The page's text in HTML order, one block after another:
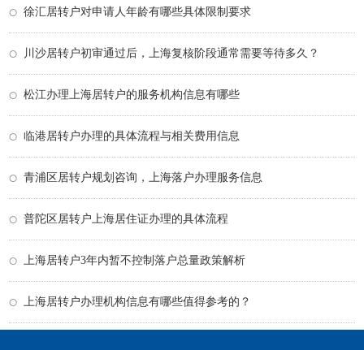
徐汇居转户对申请人年龄有哪些具体限制要求
川沙居转户初审通过后，上海复核阶段通常需要等待多久？
松江办理上海居转户的服务机构信息有哪些
临港居转户办理的具体流程与相关费用信息
青浦区居转户规划咨询，上海落户办理服务信息
普陀区居转户上海居住证办理的具体流程
上海居转户3年内暂不控制落户总量政策解析
上海居转户办理机构信息有哪些值得参考的？